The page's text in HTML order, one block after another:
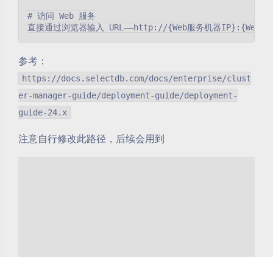
# 访问 Web 服务
参考：
https://docs.selectdb.com/docs/enterprise/clust
er-manager-guide/deployment-guide/deployment-
guide-24.x
注意自行修改此路径，后续会用到